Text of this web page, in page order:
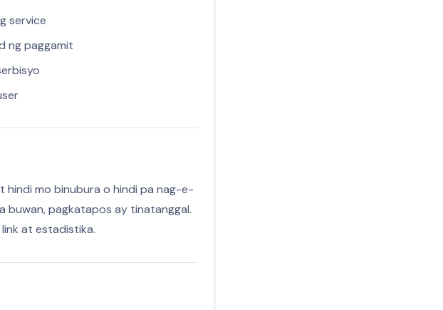
service
ng paggamit
hindi mo binubura o hindi pa nag-e-
buwan, pagkatapos ay tinatanggal.
at estadistika.